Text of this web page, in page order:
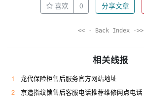
喜欢 0 分享文章
<< · Back Index ·>>
相关线报
1
龙代保险柜售后服务官方网站地址
2
京造指纹锁售后客服电话推荐维修网点电话